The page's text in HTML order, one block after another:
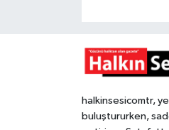
halkinsesicomtr,
buluştururken,